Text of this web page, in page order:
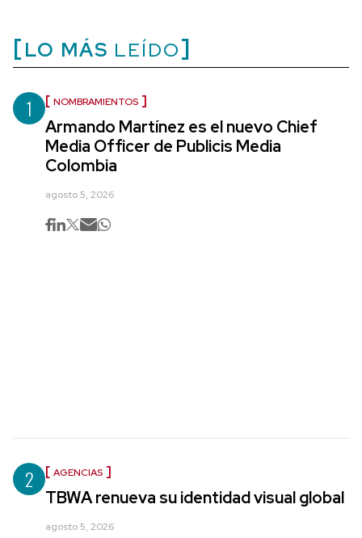
LO MÁS LEÍDO
1 NOMBRAMIENTOS
Armando Martínez es el nuevo Chief
Media Officer de Publicis Media
Colombia
agosto 5, 2026
2 AGENCIAS
TBWA renueva su identidad visual global
agosto 5, 2026